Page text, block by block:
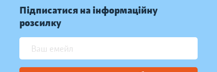
Підписатися на інформаційну
розсилку